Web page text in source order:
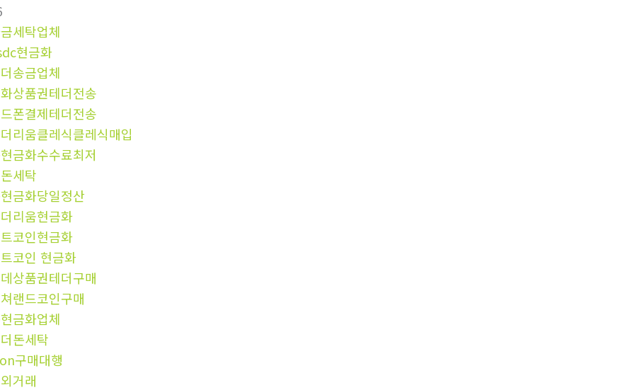
세탁업체
현금화
송금업체
상품권테더전송
폰결제테더전송
리움클레식클레식매입
금화수수료최저
세탁
금화당일정산
리움현금화
코인현금화
코인 현금화
상품권테더구매
랜드코인구매
금화업체
돈세탁
구매대행
거래